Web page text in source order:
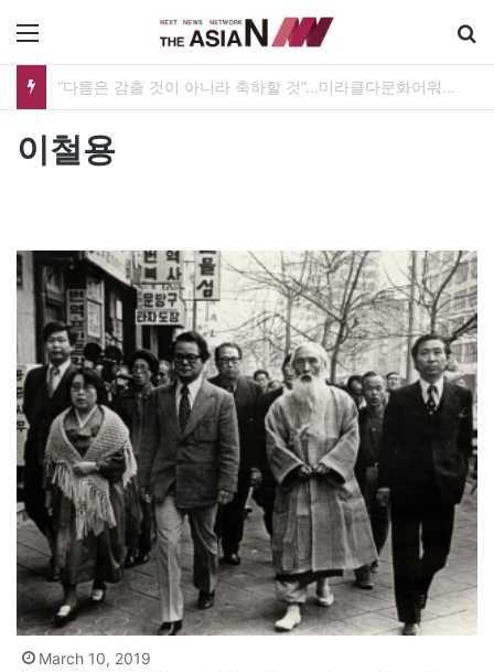
“사람을 위한 생각이라면 현실과 생각 사이에 돌다리 하나는 놓아야 하지 않을까”
이철용
March 10, 2019